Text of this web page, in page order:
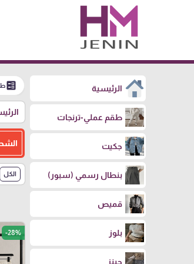
الرئيسية
طقم عملي-ترنجات
جكيت
بنطال رسمي (سبور)
قميص
بلوز
جينز
ballot
الشحن
الكل
-28%